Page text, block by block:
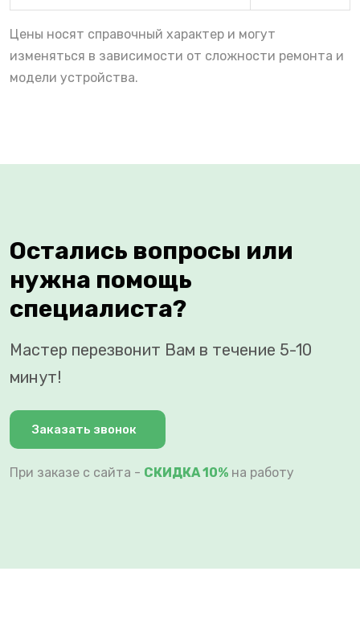
Цены носят справочный характер и могут
изменяться в зависимости от сложности ремонта и
модели устройства.
Остались вопросы или
нужна помощь
специалиста?
Мастер перезвонит Вам в течение 5-10
минут!
Заказать звонок
При заказе с сайта - СКИДКА 10% на работу